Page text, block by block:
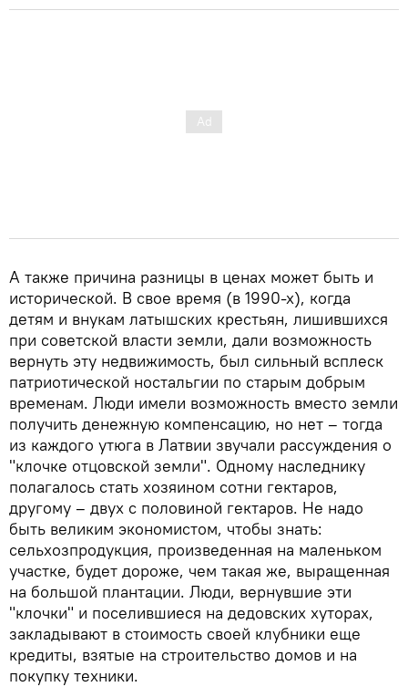
А также причина разницы в ценах может быть и
исторической. В свое время (в 1990-х), когда
детям и внукам латышских крестьян, лишившихся
при советской власти земли, дали возможность
вернуть эту недвижимость, был сильный всплеск
патриотической ностальгии по старым добрым
временам. Люди имели возможность вместо земли
получить денежную компенсацию, но нет – тогда
из каждого утюга в Латвии звучали рассуждения о
"клочке отцовской земли". Одному наследнику
полагалось стать хозяином сотни гектаров,
другому – двух с половиной гектаров. Не надо
быть великим экономистом, чтобы знать:
сельхозпродукция, произведенная на маленьком
участке, будет дороже, чем такая же, выращенная
на большой плантации. Люди, вернувшие эти
"клочки" и поселившиеся на дедовских хуторах,
закладывают в стоимость своей клубники еще
кредиты, взятые на строительство домов и на
покупку техники.